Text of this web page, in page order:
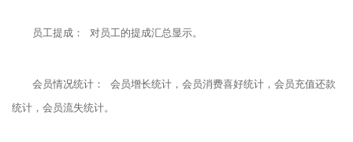
员工提成： 对员工的提成汇总显示。
会员情况统计： 会员增长统计，会员消费喜好统计，会员充值还款
统计，会员流失统计。